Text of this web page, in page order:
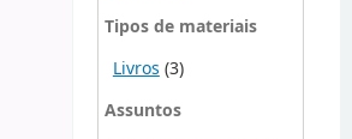
Tipos de materiais
Livros (3)
Assuntos